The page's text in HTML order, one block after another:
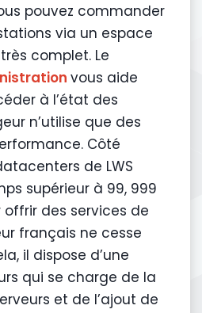
pouvez commander
via un espace
complet. Le
vous aide
à l’état des
n’utilise que des
Côté
de LWS
supérieur à 99, 999
offrir des services de
français ne cesse
il dispose d’une
qui se charge de la
et de l’ajout de